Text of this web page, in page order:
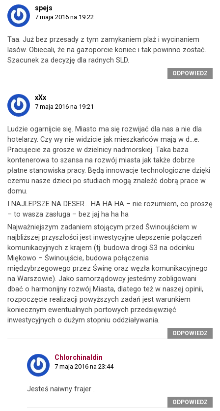
spejs
7 maja 2016 na 19:22
Taa. Już bez przesady z tym zamykaniem plaż i wycinaniem
lasów. Obiecali, że na gazoporcie koniec i tak powinno zostać.
Szacunek za decyzję dla radnych SLD.
ODPOWIEDZ
xXx
7 maja 2016 na 19:21
Ludzie ogarnijcie się. Miasto ma się rozwijać dla nas a nie dla
hotelarzy. Czy wy nie widzicie jak mieszkańców mają w d…e.
Pracujecie za grosze w dzielnicy nadmorskiej. Taka baza
kontenerowa to szansa na rozwój miasta jak także dobrze
płatne stanowiska pracy. Będą innowacje technologiczne dzięki
czemu nasze dzieci po studiach mogą znaleźć dobrą prace w
domu.
I NAJLEPSZE NA DESER… HA HA HA – nie rozumiem, co proszę
– to wasza zasługa – bez jaj ha ha ha
Najważniejszym zadaniem stojącym przed Świnoujściem w
najbliższej przyszłości jest inwestycyjne ulepszenie połączeń
komunikacyjnych z krajem (tj. budowa drogi S3 na odcinku
Miękowo – Świnoujście, budowa połączenia
międzybrzegowego przez Świnę oraz węzła komunikacyjnego
na Warszowie). Jako samorządowcy jesteśmy zobligowani
dbać o harmonijny rozwój Miasta, dlatego też w naszej opinii,
rozpoczęcie realizacji powyższych zadań jest warunkiem
koniecznym ewentualnych portowych przedsięwzięć
inwestycyjnych o dużym stopniu oddziaływania.
ODPOWIEDZ
Chlorchinaldin
7 maja 2016 na 23:44
Jesteś naiwny frajer .
ODPOWIEDZ